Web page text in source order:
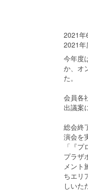
2021年
2021年
今年度
か、オ
た。
会員各
出議案
総会終
演会を
「『
プラザ
メント
ちエリ
しいた